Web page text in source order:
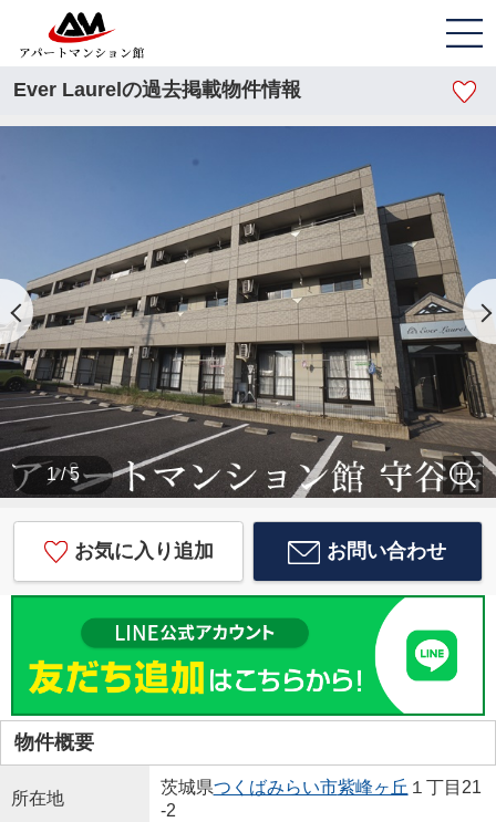
Ever Laurelの過去掲載物件情報
1 / 5
お気に入り追加 お問い合わせ
物件概要
所在地
茨城県つくばみらい市紫峰ヶ丘 １丁目21
-2